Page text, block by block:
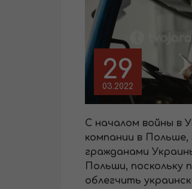
29
03.2022
С началом войны в
компании в
гражданами
Польши,
облегчить